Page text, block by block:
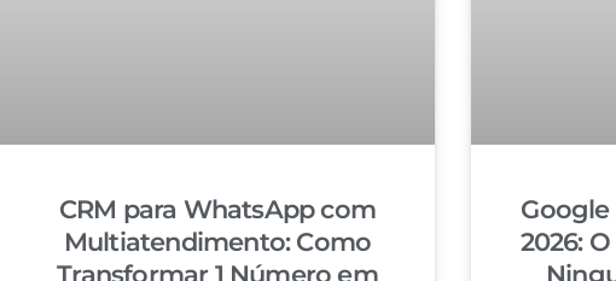
CRM para WhatsApp com
Multiatendimento: Como
Transformar 1 Número em
Google
2026: